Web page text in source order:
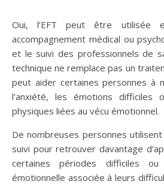
Oui, l’EFT peut être utilisée en complément d’un
accompagnement médical ou
et le suivi des professionnels de
technique ne remplace pas un
peut aider certaines personnes à
l’anxiété, les émotions difficiles
physiques liées au vécu émotionnel.
De nombreuses personnes utilisent
suivi pour retrouver davantage
certaines périodes difficiles
émotionnelle associée à leurs